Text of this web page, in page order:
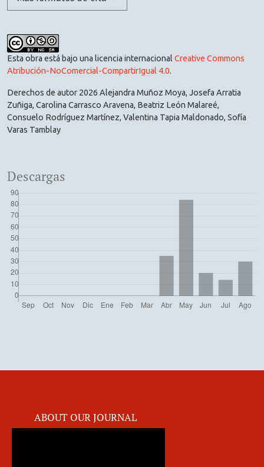
Esta obra está bajo una licencia internacional Creative Commons
Atribución-NoComercial-CompartirIgual 4.0.
Derechos de autor 2026 Alejandra Muñoz Moya, Josefa Arratia
Zuñiga, Carolina Carrasco Aravena, Beatriz León Malareé,
Consuelo Rodríguez Martínez, Valentina Tapia Maldonado, Sofía
Varas Tamblay
Descargas
ABOUT OUR JOURNAL